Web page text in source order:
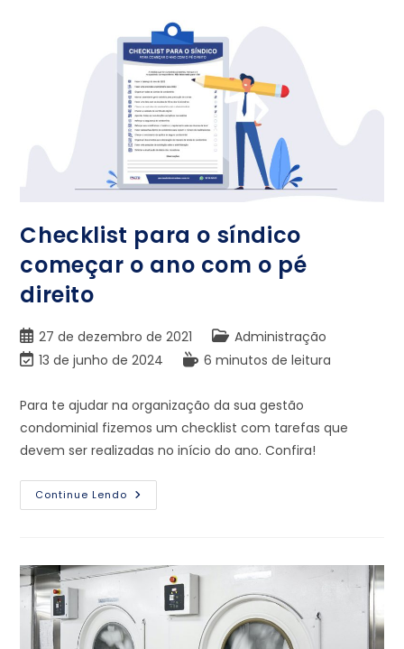
Checklist para o síndico
começar o ano com o pé
direito
27 de dezembro de 2021
Administração
13 de junho de 2024
6 minutos de leitura
Para te ajudar na organização da sua gestão
condominial fizemos um checklist com tarefas que
devem ser realizadas no início do ano. Confira!
Continue Lendo